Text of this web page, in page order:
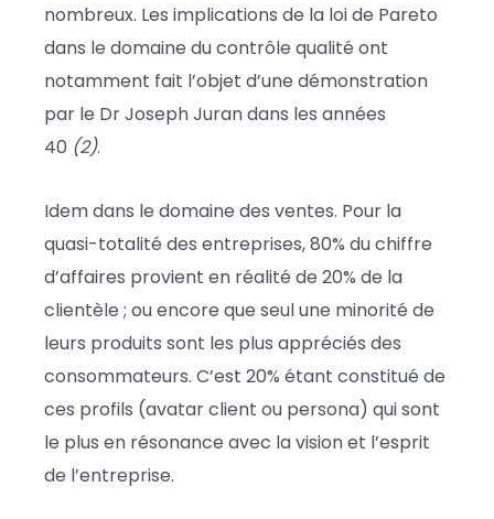
nombreux. Les implications de la loi de Pareto
dans le domaine du contrôle qualité ont
notamment fait l’objet d’une démonstration
par le Dr Joseph Juran dans les années
40 (2).
Idem dans le domaine des ventes. Pour la
quasi-totalité des entreprises, 80% du chiffre
d’affaires provient en réalité de 20% de la
clientèle ; ou encore que seul une minorité de
leurs produits sont les plus appréciés des
consommateurs. C’est 20% étant constitué de
ces profils (avatar client ou persona) qui sont
le plus en résonance avec la vision et l’esprit
de l’entreprise.